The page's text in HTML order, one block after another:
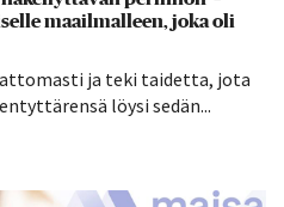
maailmalleen, joka oli
ja teki taidetta, jota
löysi sedän...